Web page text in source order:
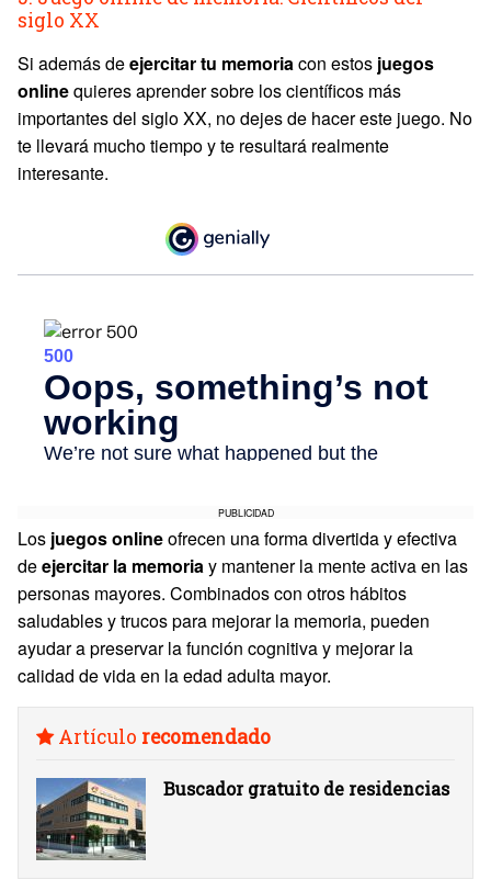
siglo XX
Si además deejercitar tu memoria con estos juegos
onlinequieres aprender sobre los científicos más
importantes del siglo XX, no dejes de hacer este juego. No
te llevará mucho tiempo y te resultará realmente
interesante.
PUBLICIDAD
Los juegos onlineofrecen una forma divertida y efectiva
deejercitar la memoria y mantener la mente activa en las
personas mayores. Combinados con otros hábitos
saludables y trucos para mejorar la memoria, pueden
ayudar a preservar la función cognitiva y mejorar la
calidad de vida en la edad adulta mayor.
Artículo recomendado
Buscador gratuito de residencias